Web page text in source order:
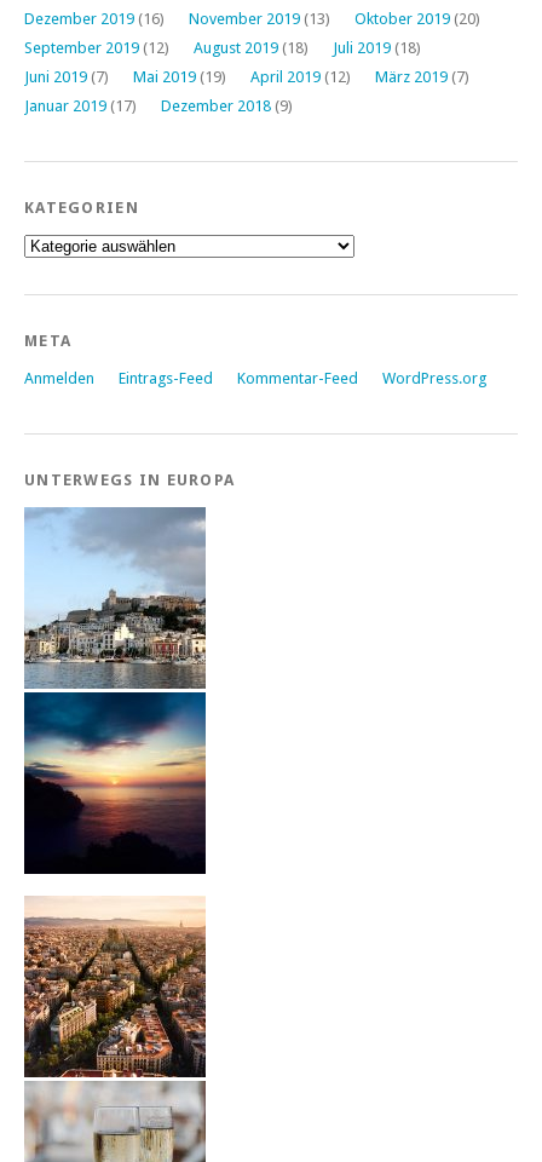
Dezember 2019 (16) November 2019 (13) Oktober 2019 (20)
September 2019 (12) August 2019 (18) Juli 2019 (18)
Juni 2019 (7) Mai 2019 (19) April 2019 (12) März 2019 (7)
Januar 2019 (17) Dezember 2018 (9)
KATEGORIEN
Kategorien
META
Anmelden Eintrags-Feed Kommentar-Feed WordPress.org
UNTERWEGS IN EUROPA